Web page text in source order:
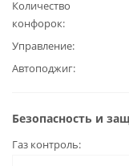
Количество
конфорок
Управление
Автоподжиг
Безопасность и
Газ контроль